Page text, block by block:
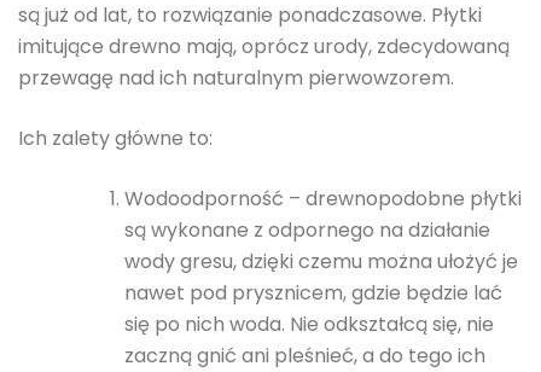
są już od lat, to rozwiązanie ponadczasowe. Płytki
imitujące drewno mają, oprócz urody, zdecydowaną
przewagę nad ich naturalnym pierwowzorem.
Ich zalety główne to:
Wodoodporność – drewnopodobne płytki
są wykonane z odpornego na działanie
wody gresu, dzięki czemu można ułożyć je
nawet pod prysznicem, gdzie będzie lać
się po nich woda. Nie odkształcą się, nie
zaczną gnić ani pleśnieć, a do tego ich